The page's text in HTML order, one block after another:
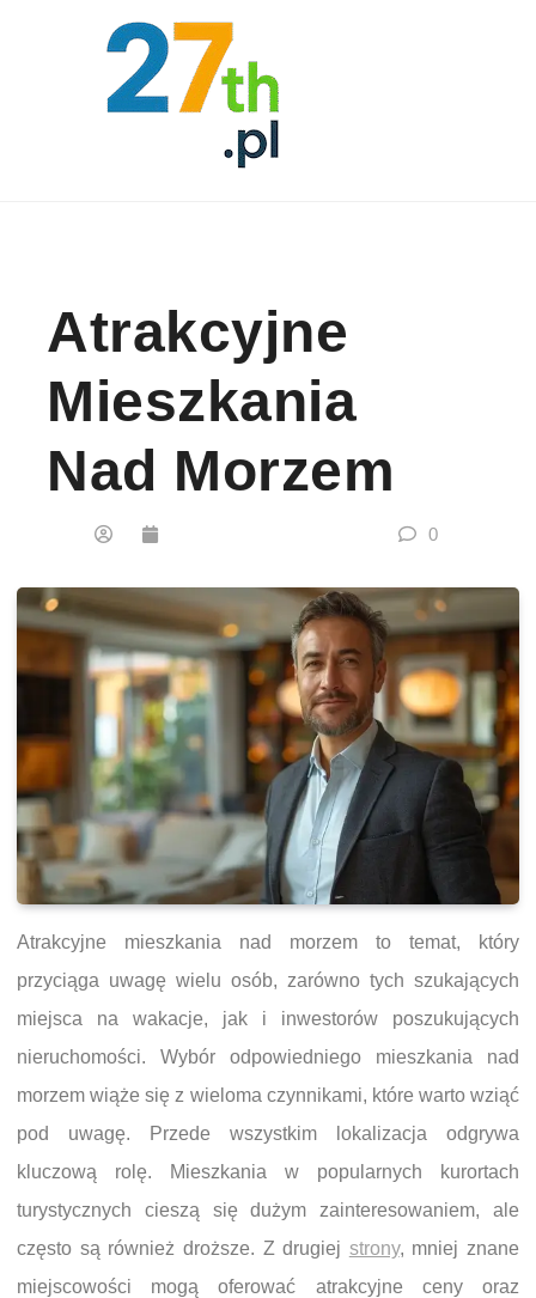
Atrakcyjne
Mieszkania
Nad Morzem
0
Atrakcyjne mieszkania nad morzem to temat, który
przyciąga uwagę wielu osób, zarówno tych szukających
miejsca na wakacje, jak i inwestorów poszukujących
nieruchomości. Wybór odpowiedniego mieszkania nad
morzem wiąże się z wieloma czynnikami, które warto wziąć
pod uwagę. Przede wszystkim lokalizacja odgrywa
kluczową rolę. Mieszkania w popularnych kurortach
turystycznych cieszą się dużym zainteresowaniem, ale
często są również droższe. Z drugiej strony, mniej znane
miejscowości mogą oferować atrakcyjne ceny oraz